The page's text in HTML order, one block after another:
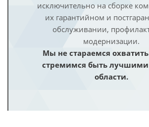
исключительно на сборке
их гарантийном и
обслуживании,
модернизации.
Мы не стараемся
стремимся быть лучшими
области.